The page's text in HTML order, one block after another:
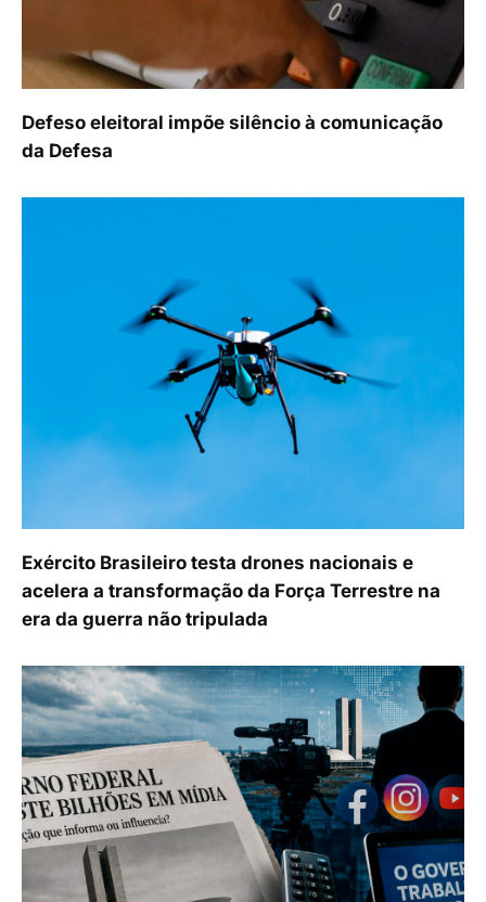
Defeso eleitoral impõe silêncio à comunicação
da Defesa
Exército Brasileiro testa drones nacionais e
acelera a transformação da Força Terrestre na
era da guerra não tripulada